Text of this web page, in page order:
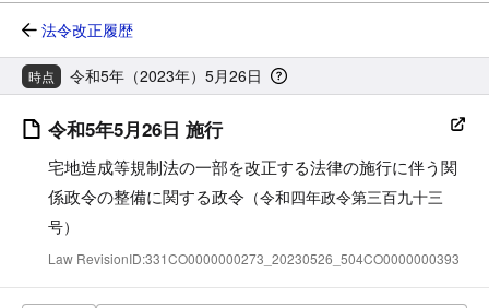
法令改正履歴
時点 令和5年（2023年）5月26日
令和5年5月26日 施行
宅地造成等規制法の一部を改正する法律の施行に伴う関
係政令の整備に関する政令 （令和四年政令第三百九十三
号）
Law RevisionID:331CO0000000273_20230526_504CO0000000393